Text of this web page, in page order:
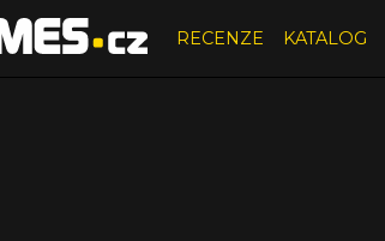
RECENZE KATALOG